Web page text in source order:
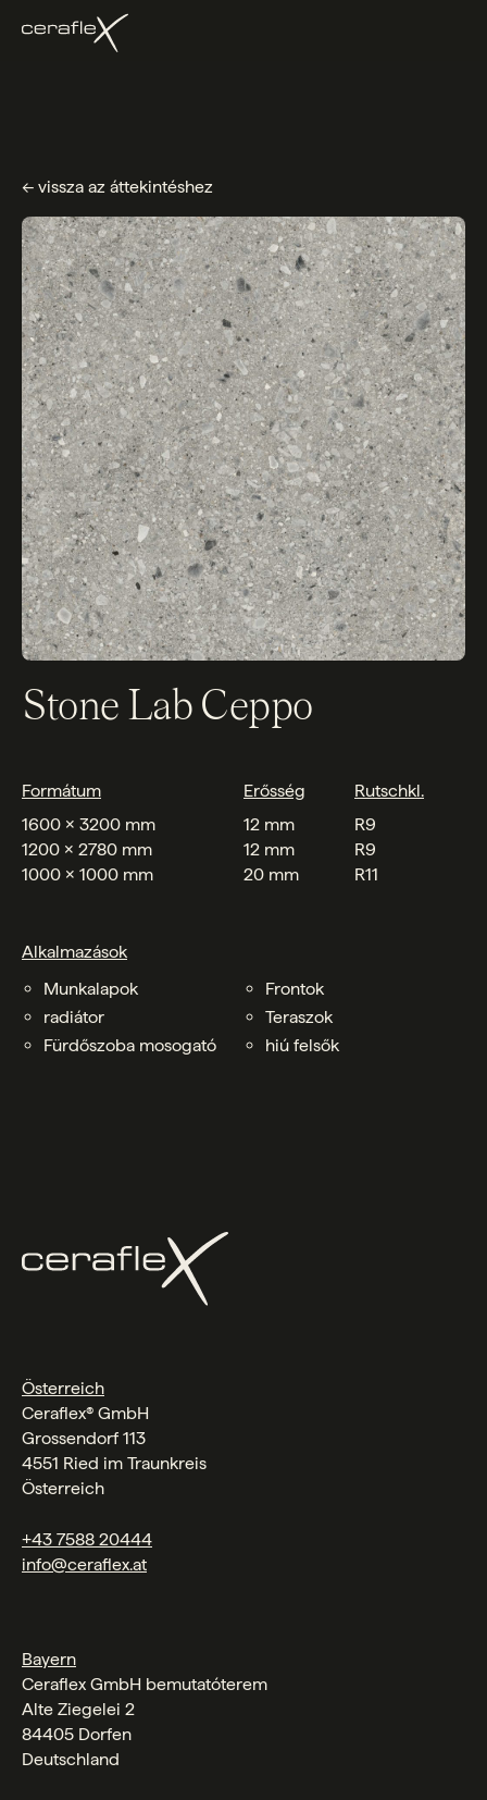
← vissza az áttekintéshez
Stone Lab Ceppo
Formátum Erősség
Rutschkl.
1600 x 3200 mm
12 mm
R9
1200 x 2780 mm
12 mm
R9
1000 x 1000 mm
20 mm R11
Alkalmazások
Munkalapok
Frontok
radiátor
Teraszok
Fürdőszoba mosogató
hiú felsők
Österreich
Ceraflex® GmbH
Grossendorf 113
4551 Ried im Traunkreis
Österreich
+43 7588 20444
info@ceraflex.at
Bayern
Ceraflex GmbH bemutatóterem
Alte Ziegelei 2
84405 Dorfen
Deutschland